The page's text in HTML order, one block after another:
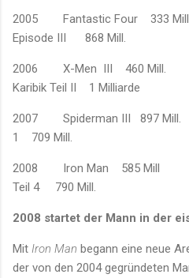
2005 Fantastic Four
Episode III 868 Mill.
2006 X-Men III 460
Karibik Teil II 1 Milliarde
2007 Spiderman III 897
1 709 Mill.
2008 Iron Man 585
Teil 4 790 Mill.
2008 startet der Mann in der
Mit Iron Man begann eine neue
der von den 2004 gegründeten